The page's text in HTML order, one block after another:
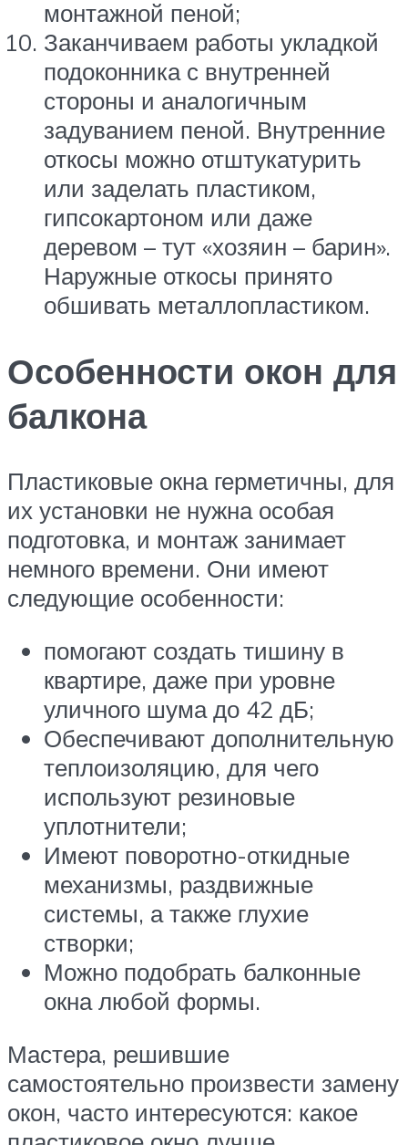
монтажной пеной;
Заканчиваем работы укладкой
подоконника с внутренней
стороны и аналогичным
задуванием пеной. Внутренние
откосы можно отштукатурить
или заделать пластиком,
гипсокартоном или даже
деревом – тут «хозяин – барин».
Наружные откосы принято
обшивать металлопластиком.
Особенности окон для
балкона
Пластиковые окна герметичны, для
их установки не нужна особая
подготовка, и монтаж занимает
немного времени. Они имеют
следующие особенности:
помогают создать тишину в
квартире, даже при уровне
уличного шума до 42 дБ;
Обеспечивают дополнительную
теплоизоляцию, для чего
используют резиновые
уплотнители;
Имеют поворотно-откидные
механизмы, раздвижные
системы, а также глухие
створки;
Можно подобрать балконные
окна любой формы.
Мастера, решившие
самостоятельно произвести замену
окон, часто интересуются: какое